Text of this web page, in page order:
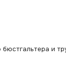
и